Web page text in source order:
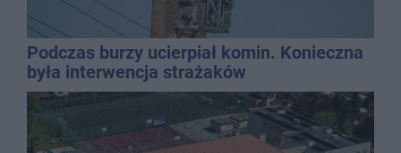
Podczas burzy ucierpiał komin. Konieczna
była interwencja strażaków